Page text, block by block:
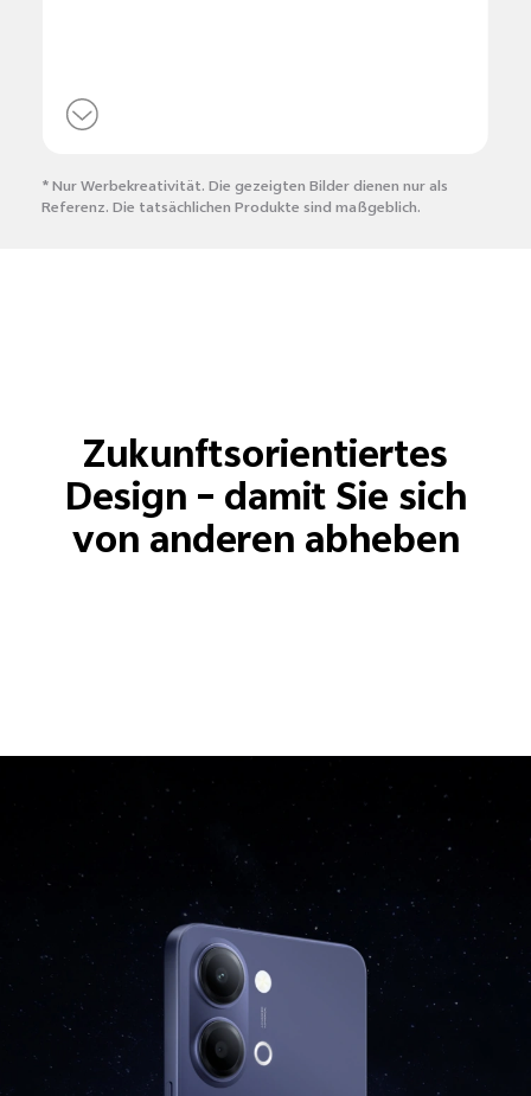
* Nur Werbekreativität. Die gezeigten Bilder dienen nur als
Referenz. Die tatsächlichen Produkte sind maßgeblich.
Zukunftsorientiertes
Design – damit Sie sich
von anderen abheben